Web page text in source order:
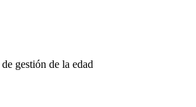
gestión de la edad